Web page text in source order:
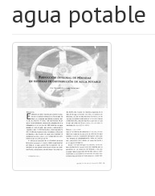
agua potable